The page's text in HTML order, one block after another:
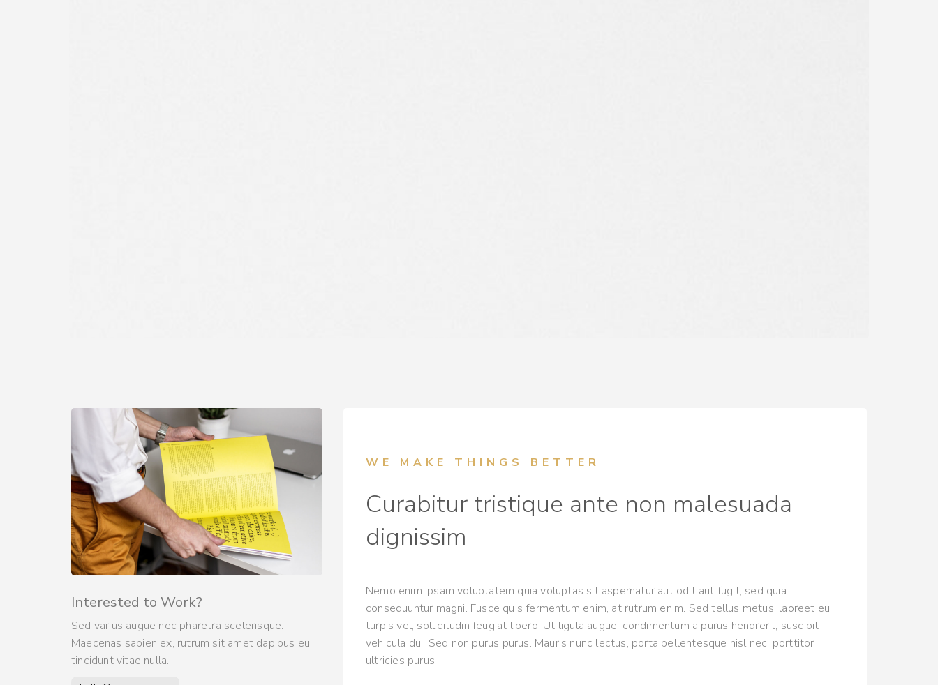
Interested to Work?
Sed varius augue nec pharetra scelerisque.
Maecenas sapien ex, rutrum sit amet dapibus eu,
tincidunt vitae nulla.
WE MAKE THINGS BETTER
Curabitur tristique ante non malesuada
dignissim
Nemo enim ipsam voluptatem quia voluptas sit aspernatur aut odit aut fugit, sed quia
consequuntur magni. Fusce quis fermentum enim, at rutrum enim. Sed tellus metus, laoreet eu
turpis vel, sollicitudin feugiat libero. Ut ligula augue, condimentum a purus hendrerit, suscipit
vehicula dui. Sed non purus purus. Mauris nunc lectus, porta pellentesque nisl nec, porttitor
ultricies purus.